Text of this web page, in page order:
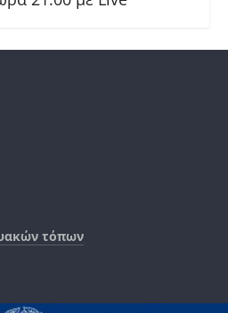
τόπων